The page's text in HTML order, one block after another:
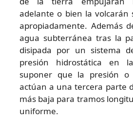
adelante o bien la volcarán
apropiadamente. Además
agua subterránea tras la
disipada por un sistema
presión hidrostática en
suponer que la presión
actúan a una tercera parte
más baja para tramos
uniforme.